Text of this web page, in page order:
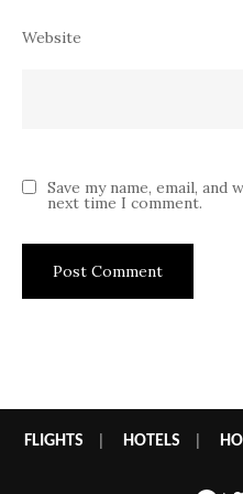
Website
Save my name, email,
next time I comment.
FLIGHTS HOTELS